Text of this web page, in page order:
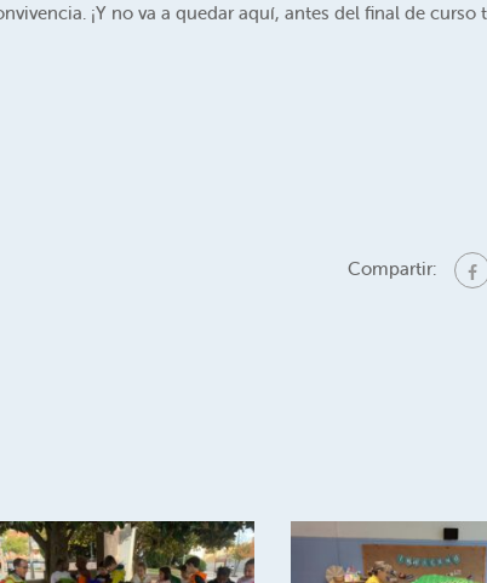
¡Y no va a quedar aquí, antes del final de curso
Compartir: